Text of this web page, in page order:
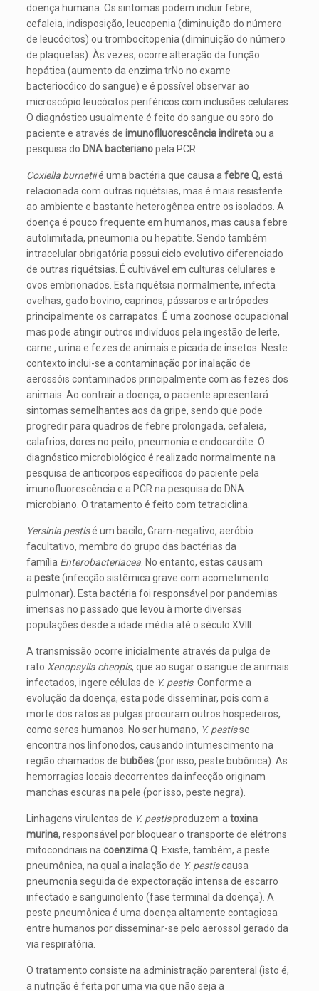
doença humana. Os sintomas podem incluir febre,
cefaleia, indisposição, leucopenia (diminuição do número
de leucócitos) ou trombocitopenia (diminuição do número
de plaquetas). Às vezes, ocorre alteração da função
hepática (aumento da enzima trNo no exame
bacteriocóico do sangue) e é possível observar ao
microscópio leucócitos periféricos com inclusões celulares.
O diagnóstico usualmente é feito do sangue ou soro do
paciente e através de imunoflluorescência indiretaou a
pesquisa do DNA bacterianopela PCR .
Coxiella burnetiié uma bactéria que causa afebre Q, está
relacionada com outras riquétsias, mas é mais resistente
ao ambiente e bastante heterogênea entre os isolados. A
doença é pouco frequente em humanos, mas causa febre
autolimitada, pneumonia ou hepatite. Sendo também
intracelular obrigatória possui ciclo evolutivo diferenciado
de outras riquétsias. É cultivável em culturas celulares e
ovos embrionados. Esta riquétsia normalmente, infecta
ovelhas, gado bovino, caprinos, pássaros e artrópodes
principalmente os carrapatos. É uma zoonose ocupacional
mas pode atingir outros indivíduos pela ingestão de leite,
carne , urina e fezes de animais e picada de insetos. Neste
contexto inclui-se a contaminação por inalação de
aerossóis contaminados principalmente com as fezes dos
animais. Ao contrair a doença, o paciente apresentará
sintomas semelhantes aos da gripe, sendo que pode
progredir para quadros de febre prolongada, cefaleia,
calafrios, dores no peito, pneumonia e endocardite. O
diagnóstico microbiológico é realizado normalmente na
pesquisa de anticorpos específicos do paciente pela
imunofluorescência e a PCR na pesquisa do DNA
microbiano. O tratamento é feito com tetraciclina.
Yersinia pestisé um bacilo, Gram-negativo, aeróbio
facultativo, membro do grupo das bactérias da
família Enterobacteriacea . No entanto, estas causam
apeste(infecção sistêmica grave com acometimento
pulmonar). Esta bactéria foi responsável por pandemias
imensas no passado que levou à morte diversas
populações desde a idade média até o século XVIII.
A transmissão ocorre inicialmente através da pulga de
rato Xenopsylla cheopis, que ao sugar o sangue de animais
infectados, ingere células de Y. pestis. Conforme a
evolução da doença, esta pode disseminar, pois com a
morte dos ratos as pulgas procuram outros hospedeiros,
como seres humanos. No ser humano, Y. pestisse
encontra nos linfonodos, causando intumescimento na
região chamados de bubões(por isso, peste bubônica). As
hemorragias locais decorrentes da infecção originam
manchas escuras na pele (por isso, peste negra).
Linhagens virulentas de Y. pestisproduzem atoxina
murina, responsável por bloquear o transporte de elétrons
mitocondriais nacoenzima Q . Existe, também, a peste
pneumônica, na qual a inalação de Y. pestiscausa
pneumonia seguida de expectoração intensa de escarro
infectado e sanguinolento (fase terminal da doença). A
peste pneumônica é uma doença altamente contagiosa
entre humanos por disseminar-se pelo aerossol gerado da
via respiratória.
O tratamento consiste na administração parenteral (isto é,
a nutrição é feita por uma via que não seja a